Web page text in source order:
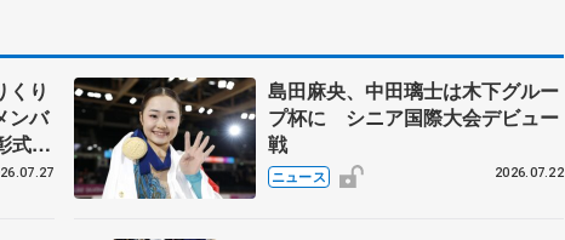
くり
ンバ
式、
園子
島田麻央、中田璃士は木下グルー
プ杯に シニア国際大会デビュー
戦
ニュース 2026.07.22